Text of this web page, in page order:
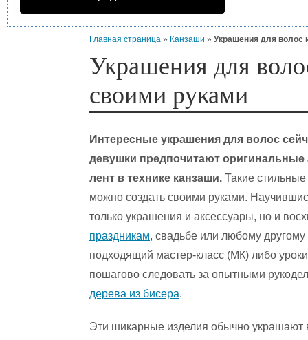
Главная страница » Канзаши » Украшения для волос
Украшения для
своими руками
Интересные украшения для волос
девушки предпочитают оригинальные
лент в технике канзаши. Такие
можно создать своими руками.
только украшения и аксессуары, но и
праздникам, свадьбе или любому
подходящий мастер-класс (МК) либо
пошагово следовать за опытными
дерева из бисера.
Эти шикарные изделия обычно